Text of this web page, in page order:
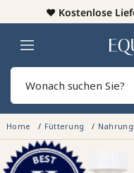
♥️ Kostenlose
Heim
Home Fütterung